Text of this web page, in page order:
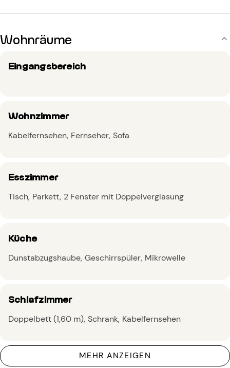
Wohnräume
Eingangsbereich
Wohnzimmer
Kabelfernsehen Fernseher Sofa
Esszimmer
Tisch Parkett 2 Fenster mit Doppelverglasung
Küche
Dunstabzugshaube Geschirrspüler Mikrowelle
Schlafzimmer
Doppelbett (1,60 m) Schrank Kabelfernsehen
MEHR ANZEIGEN